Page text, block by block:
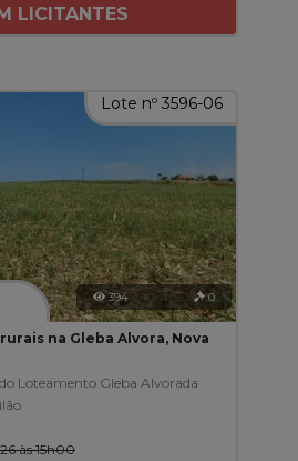
LICITANTES
Lote nº 3596-06
394 0
na Gleba Alvora, Nova
Loteamento Gleba Alvorada
às 15h00